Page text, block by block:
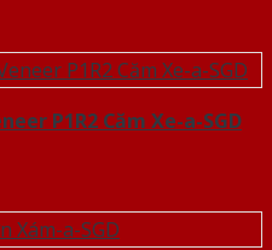
P1R2 Căm Xe-a-SGD